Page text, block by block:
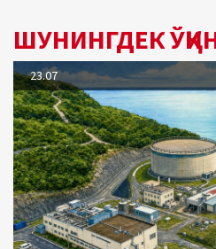
ШУНИНГДЕК
23.07